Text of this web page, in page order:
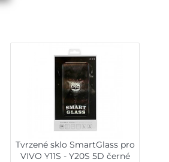
Tvrzené sklo SmartGlass pro
VIVO Y11S - Y20S 5D černé